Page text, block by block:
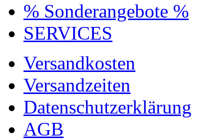
% Sonderangebote %
SERVICES
Versandkosten
Versandzeiten
Datenschutzerklärung
AGB